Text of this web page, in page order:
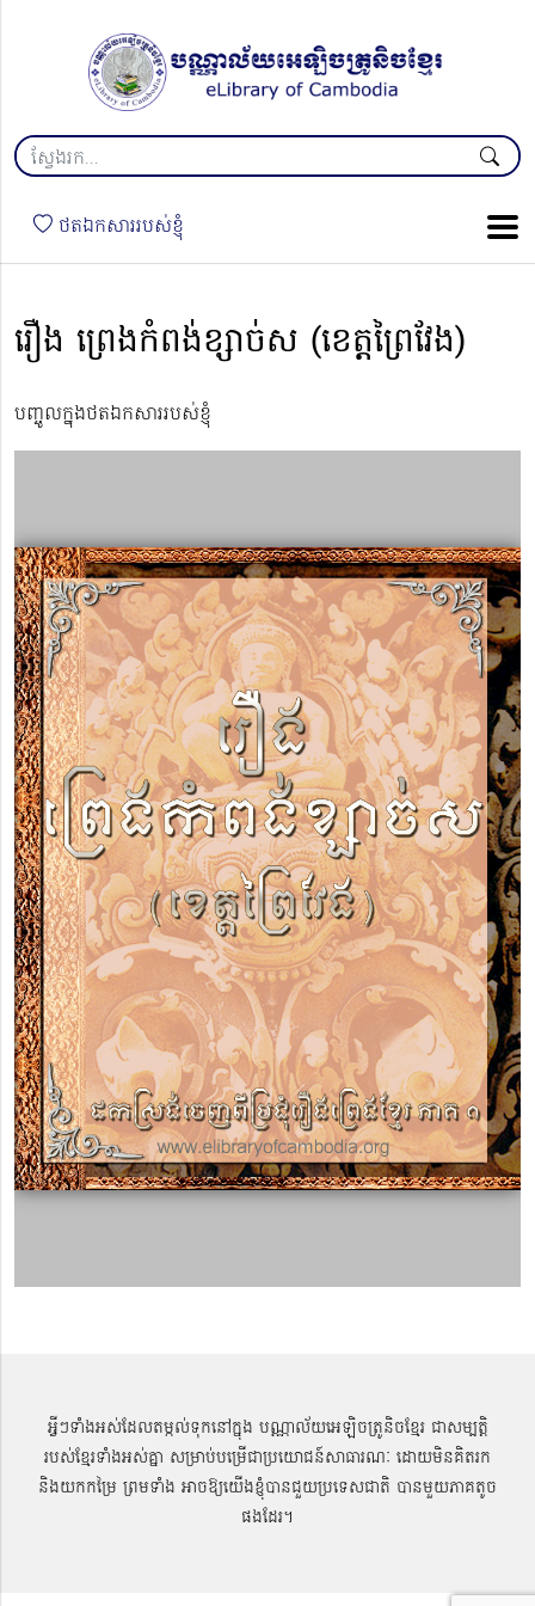
ថតឯកសាររបស់ខ្ញុំ
រឿង ព្រេងកំពង់ខ្សាច់ស (ខេត្ដព្រៃវែង)
បញ្ចូលក្នុងថតឯកសាររបស់ខ្ញុំ
អ្វីៗទាំងអស់ដែលតម្កល់ទុកនៅក្នុង បណ្ណាល័យអេឡិចត្រូនិចខ្មែរ ជាសម្បតិ្ត
របស់ខ្មែរទាំងអស់គ្នា សម្រាប់បម្រើជាប្រយោជន៍សាធារណៈ ដោយមិនគិតរក
និងយកកម្រៃ ព្រមទាំង អាចឱ្យយើងខ្ញុំបានជួយប្រទេសជាតិ បានមួយភាគតូច
ផងដែរ។